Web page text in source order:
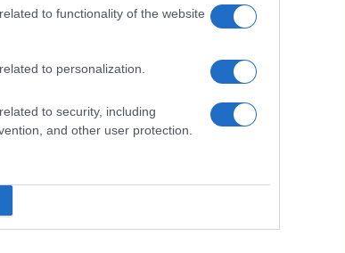
to functionality of the website
to personalization.
to security, including
and other user protection.